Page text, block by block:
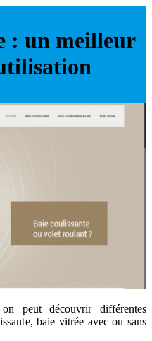
: un meilleur
peut découvrir différentes
baie vitrée avec ou sans